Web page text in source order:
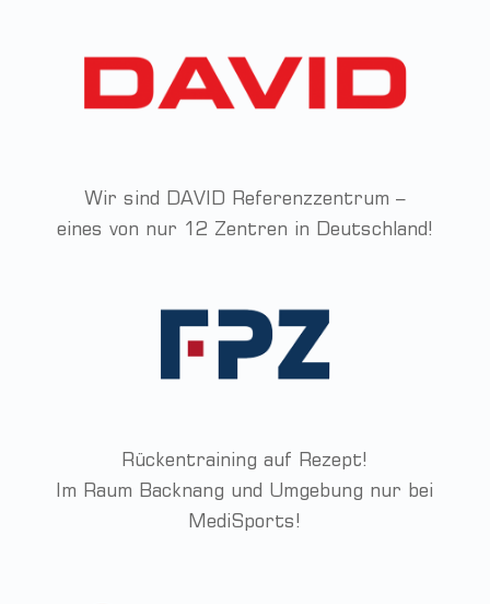
Wir sind DAVID Referenzzentrum –
eines von nur 12 Zentren in Deutschland!
Rückentraining auf Rezept!
Im Raum Backnang und Umgebung nur bei
MediSports!